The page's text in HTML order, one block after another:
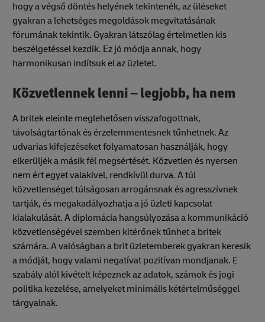
hogy a végső döntés helyének tekintenék, az üléseket
gyakran a lehetséges megoldások megvitatásának
fórumának tekintik. Gyakran látszólag értelmetlen kis
beszélgetéssel kezdik. Ez jó módja annak, hogy
harmonikusan indítsuk el az üzletet.
Közvetlennek lenni – legjobb, ha nem
A britek eleinte meglehetősen visszafogottnak,
távolságtartónak és érzelemmentesnek tűnhetnek. Az
udvarias kifejezéseket folyamatosan használják, hogy
elkerüljék a másik fél megsértését. Közvetlen és nyersen
nem ért egyet valakivel, rendkívül durva. A túl
közvetlenséget túlságosan arrogánsnak és agresszívnek
tartják, és megakadályozhatja a jó üzleti kapcsolat
kialakulását. A diplomácia hangsúlyozása a kommunikáció
közvetlenségével szemben kitérőnek tűnhet a britek
számára. A valóságban a brit üzletemberek gyakran keresik
a módját, hogy valami negatívat pozitívan mondjanak. E
szabály alól kivételt képeznek az adatok, számok és jogi
politika kezelése, amelyeket minimális kétértelműséggel
tárgyalnak.